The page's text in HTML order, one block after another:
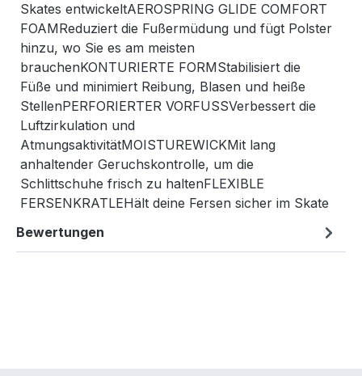
Skates entwickeltAEROSPRING GLIDE COMFORT
FOAMReduziert die Fußermüdung und fügt Polster
hinzu, wo Sie es am meisten
brauchenKONTURIERTE FORMStabilisiert die
Füße und minimiert Reibung, Blasen und heiße
StellenPERFORIERTER VORFUSSVerbessert die
Luftzirkulation und
AtmungsaktivitätMOISTUREWICKMit lang
anhaltender Geruchskontrolle, um die
Schlittschuhe frisch zu haltenFLEXIBLE
FERSENKRATLEHält deine Fersen sicher im Skate
Bewertungen